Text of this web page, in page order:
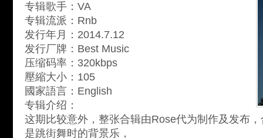
专辑歌手：VA
专辑流派：Rnb
发行年月：2014.7.12
发行厂牌：Best Music
压缩码率：320kbps
壓縮大小：105
國家語言：English
专辑介绍：
这期比较意外，整张合辑由Rose代为制作及发布
是跳街舞时的背景乐，